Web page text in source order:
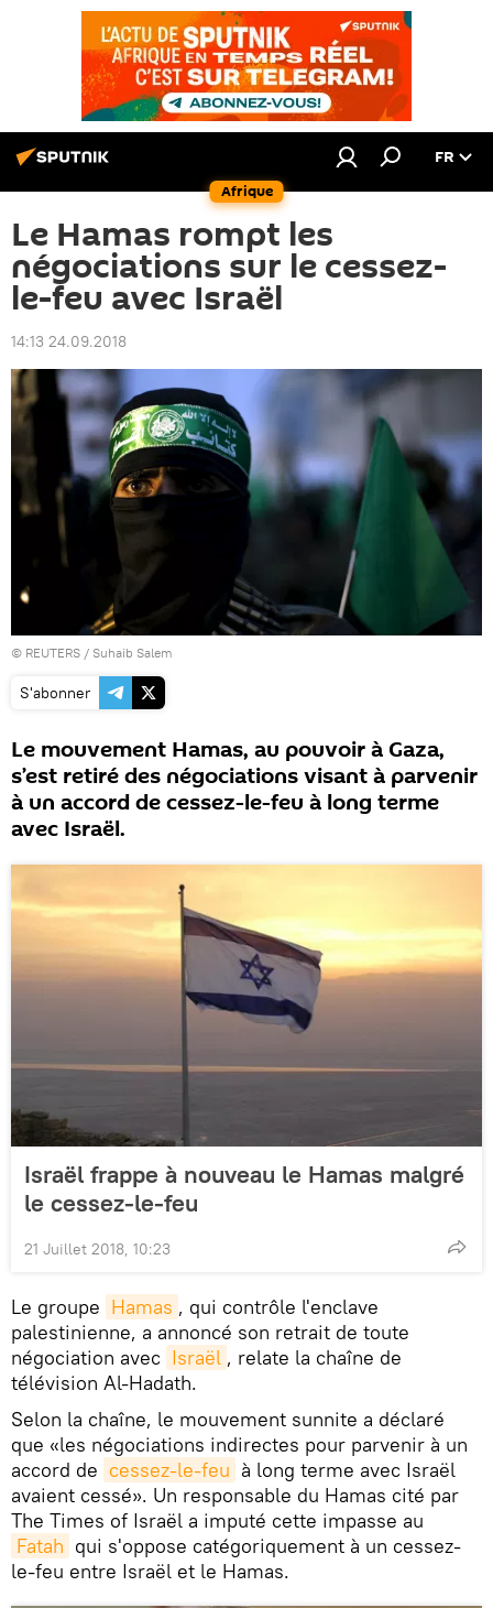
Afrique
FR
Le Hamas rompt les
négociations sur le cessez-
le-feu avec Israël
14:13 24.09.2018
© REUTERS / Suhaib Salem
S'abonner
Le mouvement Hamas, au pouvoir à Gaza,
s’est retiré des négociations visant à parvenir
à un accord de cessez-le-feu à long terme
avec Israël.
Israël frappe à nouveau le Hamas malgré
le cessez-le-feu
21 Juillet 2018, 10:23
Le groupe Hamas , qui contrôle l'enclave
palestinienne, a annoncé son retrait de toute
négociation avec Israël , relate la chaîne de
télévision Al-Hadath.
Selon la chaîne, le mouvement sunnite a déclaré
que «les négociations indirectes pour parvenir à un
accord de cessez-le-feu à long terme avec Israël
avaient cessé». Un responsable du Hamas cité par
The Times of Israël a imputé cette impasse au
Fatah qui s'oppose catégoriquement à un cessez-
le-feu entre Israël et le Hamas.